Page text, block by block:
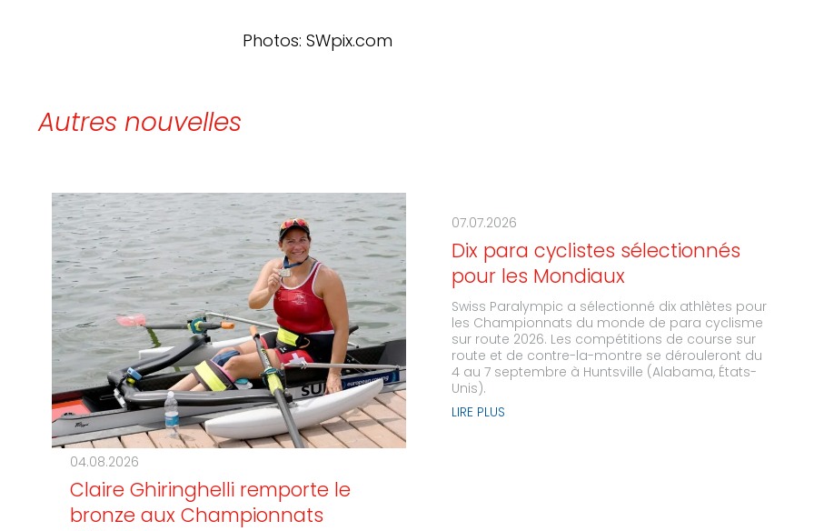
Photos: SWpix.com
Autres nouvelles
04.08.2026
Claire Ghiringhelli remporte le
bronze aux Championnats
07.07.2026
Dix para cyclistes sélectionnés
pour les Mondiaux
Swiss Paralympic a sélectionné dix athlètes pour
les Championnats du monde de para cyclisme
sur route 2026. Les compétitions de course sur
route et de contre-la-montre se dérouleront du
4 au 7 septembre à Huntsville (Alabama, États-
Unis).
LIRE PLUS